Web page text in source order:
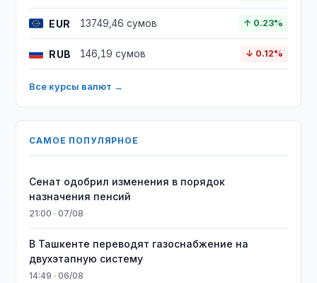
EUR 13749,46 сумов ↑ 0.23%
RUB 146,19 сумов ↓ 0.12%
Все курсы валют →
САМОЕ ПОПУЛЯРНОЕ
Сенат одобрил изменения в порядок
назначения пенсий
21:00 · 07/08
В Ташкенте переводят газоснабжение на
двухэтапную систему
14:49 · 06/08